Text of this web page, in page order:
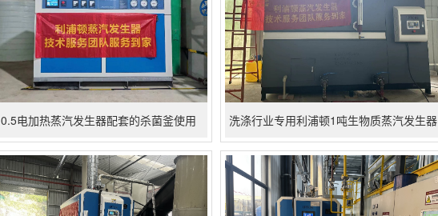
0.5电加热蒸汽发生器配套的杀菌釜使用 洗涤行业专用利浦顿1吨生物质蒸汽发生器